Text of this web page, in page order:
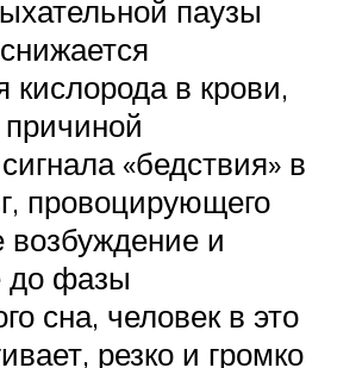
паузы
кислорода в крови,
причиной
«бедствия» в
провоцирующего
возбуждение и
до фазы
сна, человек в это
резко и громко